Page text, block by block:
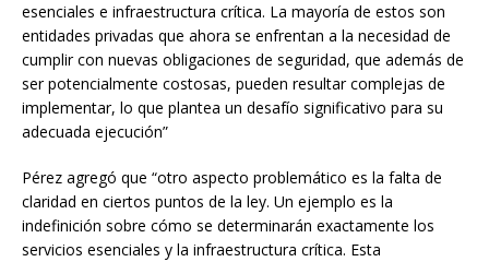
esenciales e infraestructura crítica. La mayoría de estos son
entidades privadas que ahora se enfrentan a la necesidad de
cumplir con nuevas obligaciones de seguridad, que además de
ser potencialmente costosas, pueden resultar complejas de
implementar, lo que plantea un desafío significativo para su
adecuada ejecución”
Pérez agregó que “otro aspecto problemático es la falta de
claridad en ciertos puntos de la ley. Un ejemplo es la
indefinición sobre cómo se determinarán exactamente los
servicios esenciales y la infraestructura crítica. Esta